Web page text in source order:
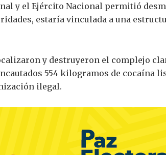
y el Ejército Nacional permitió
estaría vinculada a una
y destruyeron el complejo
554 kilogramos de cocaína
ilegal.